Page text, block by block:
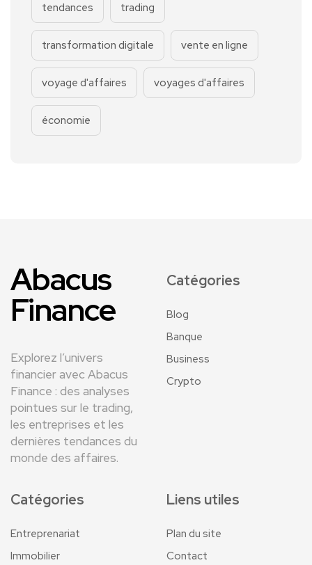
tendances trading
transformation digitale vente en ligne
voyage d'affaires voyages d'affaires
économie
Abacus
Finance
Explorez l’univers
financier avec Abacus
Finance : des analyses
pointues sur le trading,
les entreprises et les
dernières tendances du
monde des affaires.
Catégories
Blog
Banque
Business
Crypto
Catégories
Entreprenariat
Immobilier
Liens utiles
Plan du site
Contact